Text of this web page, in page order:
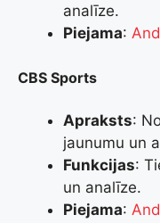
analīze.
Piejama:
CBS Sports
Apraksts:
jaunumu un
Funkcijas:
un analīze.
Piejama: